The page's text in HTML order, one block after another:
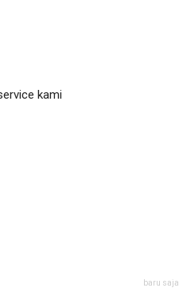
kami
baru saja